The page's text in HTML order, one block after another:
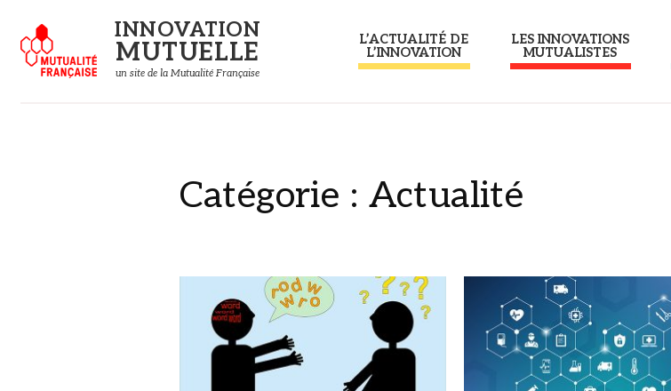
INNOVATION
MUTUELLE
un site de la Mutualité Française
L’ACTUALITÉ DE
L’INNOVATION
LES INNOVATIONS
MUTUALISTES
Catégorie : Actualité